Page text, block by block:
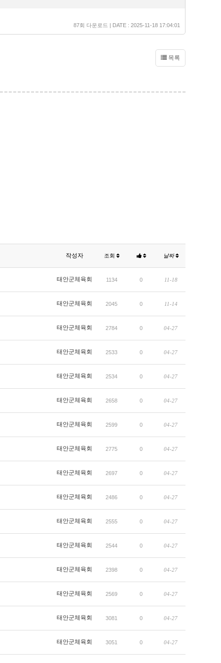
87회 다운로드 | DATE : 2025-11-18 17:04:01
목록
작성자 조회 날짜
태안군체육회 1134 0 11-18
태안군체육회 2045 0 11-14
태안군체육회 2784 0 04-27
태안군체육회 2533 0 04-27
태안군체육회 2534 0 04-27
태안군체육회 2658 0 04-27
태안군체육회 2599 0 04-27
태안군체육회 2775 0 04-27
태안군체육회 2697 0 04-27
태안군체육회 2486 0 04-27
태안군체육회 2555 0 04-27
태안군체육회 2544 0 04-27
태안군체육회 2398 0 04-27
태안군체육회 2569 0 04-27
태안군체육회 3081 0 04-27
태안군체육회 3051 0 04-27